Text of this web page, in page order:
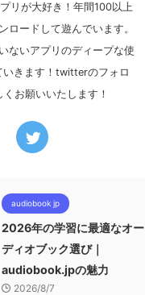
リが大好き！年間100以上
ロードして遊んでいます。
ないアプリのディープな使
いきます！twitterのフォロ
くお願いいたします！
audiobook jp
2026年の学習に最適なオー
ディオブック選び｜
audiobook.jpの魅力
2026/8/7